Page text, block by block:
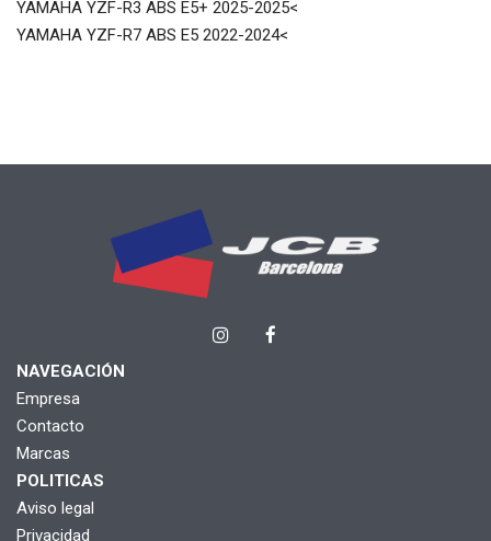
YAMAHA YZF-R3 ABS E5+ 2025-2025<
YAMAHA YZF-R7 ABS E5 2022-2024<
NAVEGACIÓN
Empresa
Contacto
Marcas
POLITICAS
Aviso legal
Privacidad